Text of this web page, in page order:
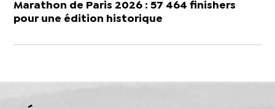
Marathon de Paris 2026 : 57 464 finishers
pour une édition historique